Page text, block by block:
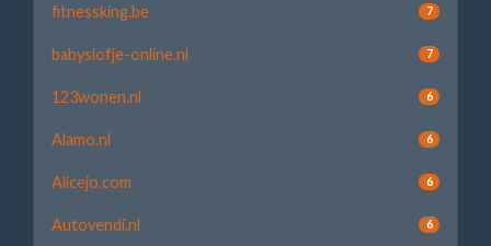
fitnessking.be 7
babyslofje-online.nl 7
123wonen.nl 6
Alamo.nl 6
Alicejo.com 6
Autovendi.nl 6